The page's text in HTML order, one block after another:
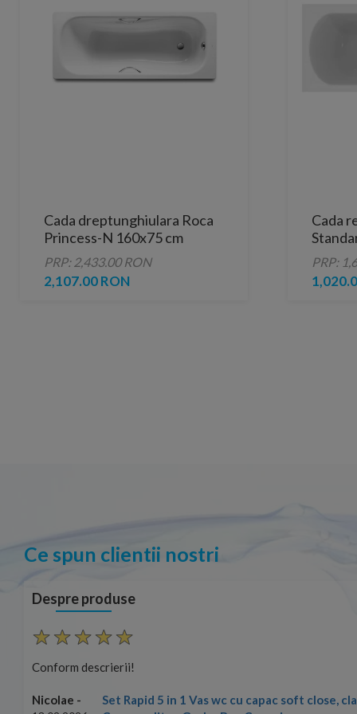
Cada dreptunghiulara Roca
Princess-N 160x75 cm
PRP: 2,433.00 RON
2,107.00 RON
Cada
80 cm
PRP:
Ce spun clientii nostri
Despre produse
Conform descrierii!
Nicolae -
Set Rapid 5 in 1 Vas wc cu capac soft close,